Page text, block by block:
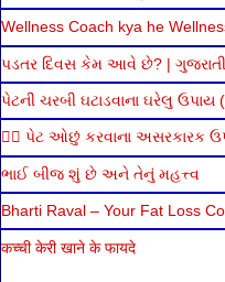
Wellness Coach kya he
પડતર દિવસ કેમ આવે છે? |
પેટની ચરબી ઘટાડવાના ઘરેલુ
🏃‍♂️ પેટ ઓછું કરવાના અસરકારક
ભાઈ બીજ શું છે અને તેનું મહત્ત્વ
Bharti Raval – Your Fat Loss
कच्ची केरी खाने के फायदे